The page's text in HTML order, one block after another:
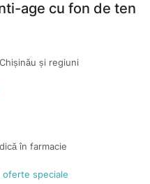
age cu fon de ten
și regiuni
în farmacie
oferte speciale